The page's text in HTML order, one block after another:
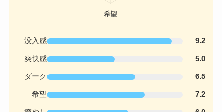
没入感 9.2
爽快感 5.0
ダーク 6.5
希望 7.2